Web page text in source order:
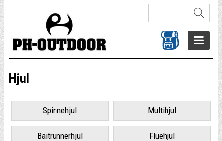
Hjul
Spinnehjul Multihjul
Baitrunnerhjul Fluehjul